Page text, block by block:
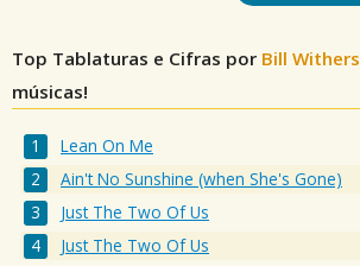
Top Tablaturas e Cifras por Bill Withers
músicas!
Lean On Me
Ain't No Sunshine (when She's Gone)
Just The Two Of Us
Just The Two Of Us